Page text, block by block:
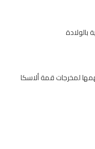
بالولادة
لمخرجات قمة ألاسكا